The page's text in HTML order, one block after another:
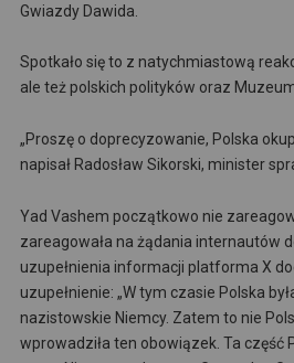
Gwiazdy Dawida.
Spotkało się to z natychmiastową
ale też polskich polityków oraz
„Proszę o doprecyzowanie, Polska
napisał Radosław Sikorski, minister
Yad Vashem początkowo nie
zareagowała na żądania internautów
uzupełnienia informacji platforma X
uzupełnienie: „W tym czasie Polska
nazistowskie Niemcy. Zatem to nie
wprowadziła ten obowiązek. Ta część